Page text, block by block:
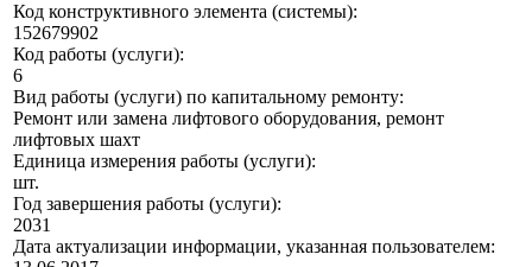
Код конструктивного элемента (системы):
152679902
Код работы (услуги):
6
Вид работы (услуги) по капитальному ремонту:
Ремонт или замена лифтового оборудования, ремонт
лифтовых шахт
Единица измерения работы (услуги):
шт.
Год завершения работы (услуги):
2031
Дата актуализации информации, указанная пользователем: